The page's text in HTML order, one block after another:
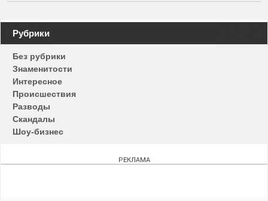
Навигация
по
записям
Рубрики
Без рубрики
Знаменитости
Интересное
Происшествия
Разводы
Скандалы
Шоу-бизнес
РЕКЛАМА